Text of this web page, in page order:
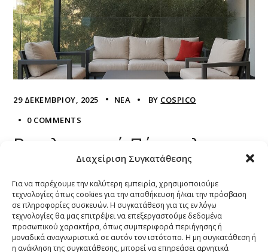
Διαχείριση Συγκατάθεσης
Για να παρέχουμε την καλύτερη εμπειρία, χρησιμοποιούμε
τεχνολογίες όπως cookies για την αποθήκευση ή/και την πρόσβαση
σε πληροφορίες συσκευών. Η συγκατάθεση για τις εν λόγω
τεχνολογίες θα μας επιτρέψει να επεξεργαστούμε δεδομένα
προσωπικού χαρακτήρα, όπως συμπεριφορά περιήγησης ή
μοναδικά αναγνωριστικά σε αυτόν τον ιστότοπο. Η μη συγκατάθεση ή
η ανάκληση της συγκατάθεσης, μπορεί να επηρεάσει αρνητικά
29 ΔΕΚΕΜΒΡΊΟΥ, 2025 ΝΈΑ BY COSPICO
0 COMMENTS
Βιοκλιματική Πέργκολα σε
διαστάσεις και επιλογή
χρώματος που
εναρμονίζεται και